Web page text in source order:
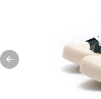
Previous slide